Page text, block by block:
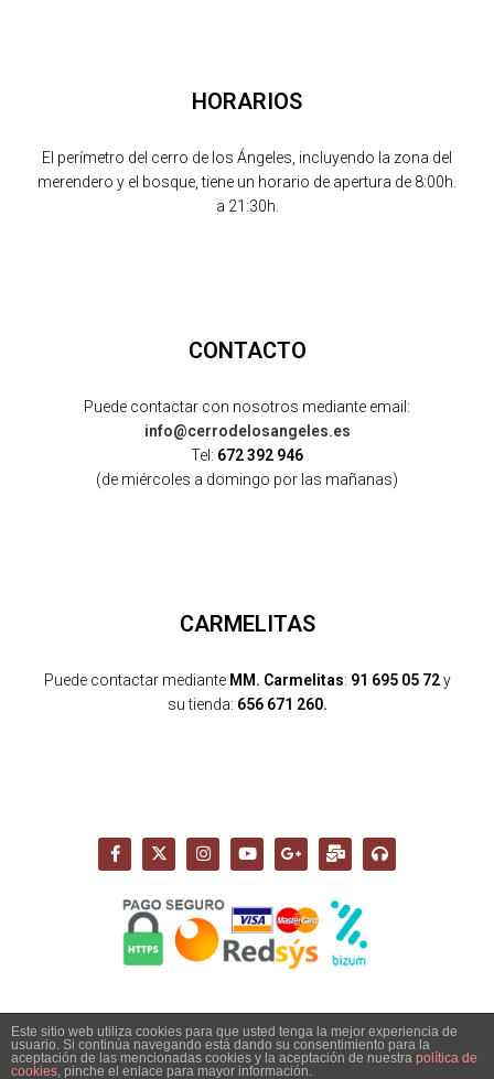
HORARIOS
El perímetro del cerro de los Ángeles, incluyendo la zona del
merendero y el bosque, tiene un horario de apertura de 8:00h.
a 21:30h.
CONTACTO
Puede contactar con nosotros mediante email:
info@cerrodelosangeles.es
Tel: 672 392 946
(de miércoles a domingo por las mañanas)
CARMELITAS
Puede contactar medianteMM. Carmelitas: 91 695 05 72y
su tienda: 656 671 260.
Copyright 2026 - Santuario del Cerro de los Ángeles -
info@cerrodelosangeles.es -AVISO LEGAL-POLÍTICA PRIVACIDAD-
Este sitio web utiliza cookies para que usted tenga la mejor experiencia de
usuario. Si continúa navegando está dando su consentimiento para la
aceptación de las mencionadas cookies y la aceptación de nuestra política de
cookies, pinche el enlace para mayor información.